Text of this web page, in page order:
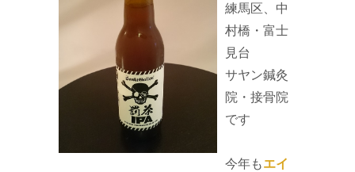
練馬区、中
村橋・富士
見台
サヤン鍼灸
院・接骨院
です
今年もエイ